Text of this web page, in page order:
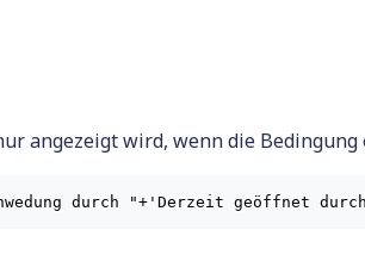
angezeigt wird, wenn die